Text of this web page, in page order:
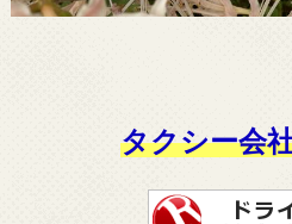
タクシー会